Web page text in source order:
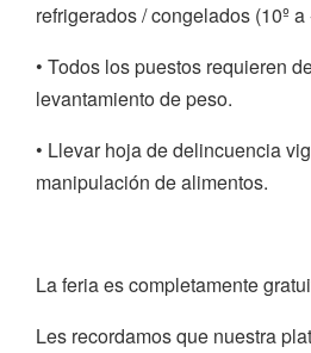
refrigerados / congelados (10º a
• Todos los puestos requieren
levantamiento de peso.
• Llevar hoja de delincuencia
manipulación de alimentos.
La feria es completamente
Les recordamos que nuestra